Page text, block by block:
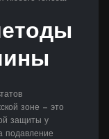
зоне – это
защиты у
подавление